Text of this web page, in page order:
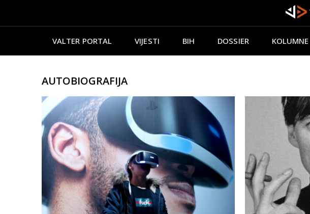
VALTER PORTAL VIJESTI BIH DOSSIER KOLUMNE
AUTOBIOGRAFIJA